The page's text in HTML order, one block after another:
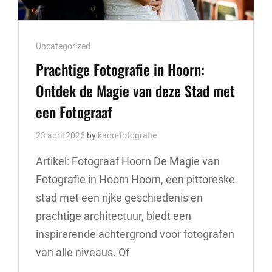
Cat
Links
Uncategorized
Prachtige Fotografie in Hoorn:
Ontdek de Magie van deze Stad met
een Fotograaf
23 april 2026 by kado-fotografie
Artikel: Fotograaf Hoorn De Magie van
Fotografie in Hoorn Hoorn, een pittoreske
stad met een rijke geschiedenis en
prachtige architectuur, biedt een
inspirerende achtergrond voor fotografen
van alle niveaus. Of